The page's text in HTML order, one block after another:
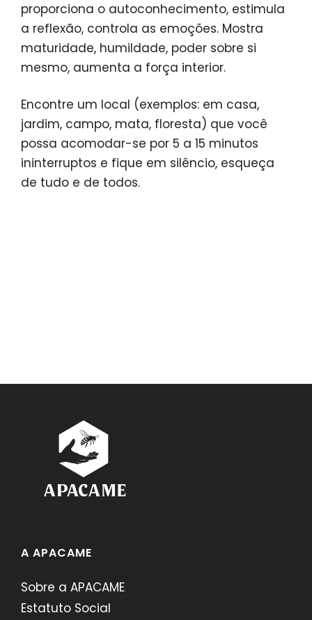
proporciona o autoconhecimento, estimula
a reflexão, controla as emoções. Mostra
maturidade, humildade, poder sobre si
mesmo, aumenta a força interior.
Encontre um local (exemplos: em casa,
jardim, campo, mata, floresta) que você
possa acomodar-se por 5 a 15 minutos
ininterruptos e fique em silêncio, esqueça
de tudo e de todos.
A APACAME
Sobre a APACAME
Estatuto Social